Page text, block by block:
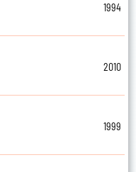
1994
2010
1999